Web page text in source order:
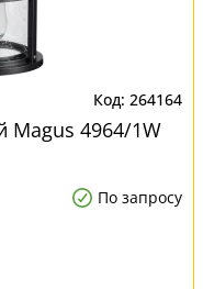
264164
Magus 4964/1W
По запросу